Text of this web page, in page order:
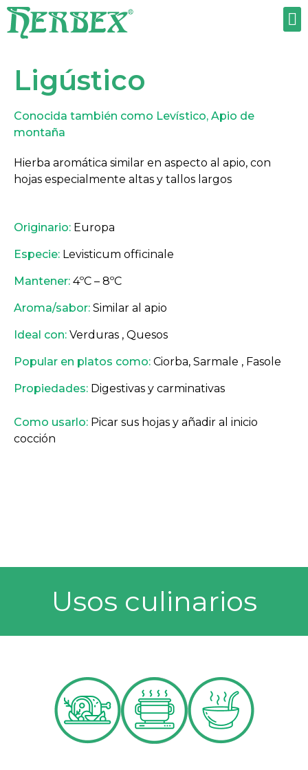
Ligústico
Conocida también como Levístico, Apio de
montaña
Hierba aromática similar en aspecto al apio, con
hojas especialmente altas y tallos largos
Originario: Europa
Especie: Levisticum officinale
Mantener: 4ºC – 8ºC
Aroma/sabor: Similar al apio
Ideal con: Verduras , Quesos
Popular en platos como: Ciorba, Sarmale , Fasole
Propiedades: Digestivas y carminativas
Como usarlo: Picar sus hojas y añadir al inicio
cocción
Usos culinarios